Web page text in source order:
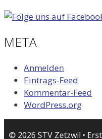
META
Anmelden
Eintrags-Feed
Kommentar-Feed
WordPress.org
© 2026 STV Zetzwil •